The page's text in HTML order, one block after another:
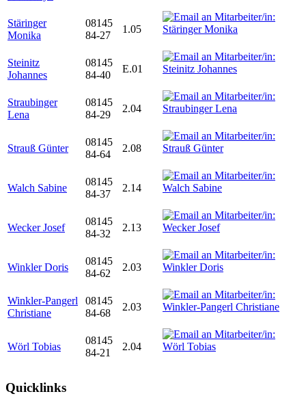
Stäringer
Monika
08145
84-27
1.05
Steinitz
Johannes
08145
84-40
E.01
Straubinger
Lena
08145
84-29
2.04
Strauß Günter
08145
84-64
2.08
Walch Sabine
08145
84-37
2.14
Wecker Josef
08145
84-32
2.13
Winkler Doris
08145
84-62
2.03
Winkler-Pangerl
Christiane
08145
84-68
2.03
Wörl Tobias
08145
84-21
2.04
Quicklinks